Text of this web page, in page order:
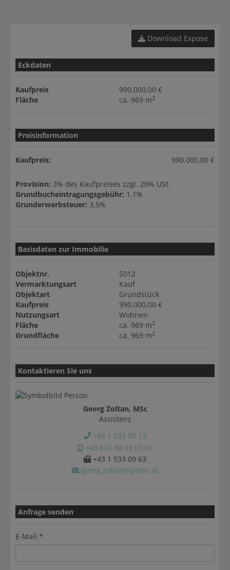
Download Expose
Eckdaten
Kaufpreis
990.000,00 €
Fläche
ca. 969 m2
Preisinformation
Kaufpreis: 990.000,00 €
Provision: 3% des Kaufpreises zzgl. 20% USt.
Grundbucheintragungsgebühr: 1,1%
Grunderwerbsteuer: 3,5%
Basisdaten zur Immobilie
Objektnr.
5012
Vermarktungsart
Kauf
Objektart
Grundstück
Kaufpreis
990.000,00 €
Nutzungsart
Wohnen
Fläche
ca. 969 m2
Grundfläche ca. 969 m2
Kontaktieren Sie uns
Georg Zoltan, MSc
Assistenz
+43 1 533 80 13
+43 676 88 03 03 01
+43 1 533 09 63
georg.zoltan@plech.at
Anfrage senden
E-Mail